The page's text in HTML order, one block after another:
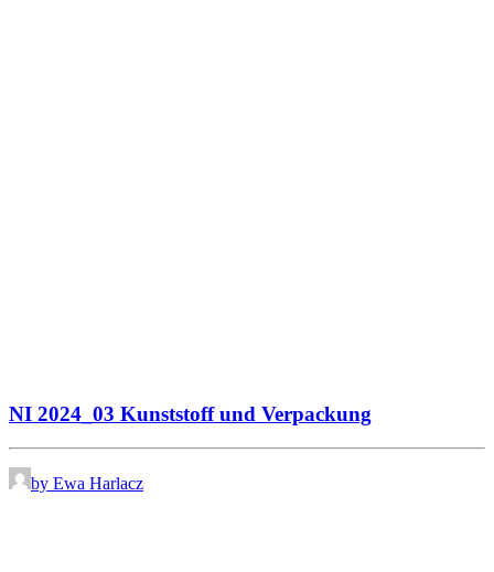
NI 2024_03 Kunststoff und Verpackung
by Ewa Harlacz